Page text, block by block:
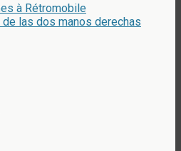
à Rétromobile
de las dos manos derechas